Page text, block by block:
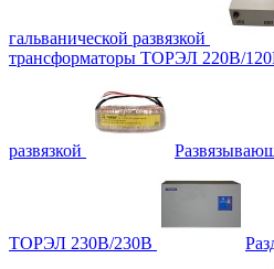
гальванической развязкой
трансформаторы ТОРЭЛ 220В/
развязкой
ТОРЭЛ 230В/230В